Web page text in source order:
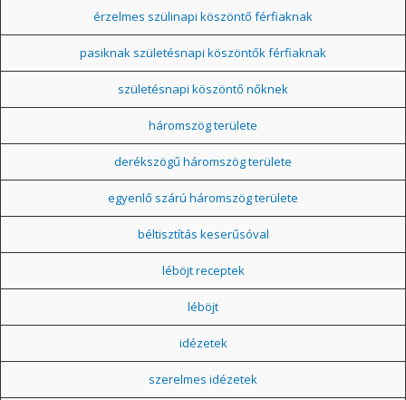
érzelmes szülinapi köszöntő férfiaknak
pasiknak születésnapi köszöntők férfiaknak
születésnapi köszöntő nőknek
háromszög területe
derékszögű háromszög területe
egyenlő szárú háromszög területe
béltisztítás keserűsóval
léböjt receptek
léböjt
idézetek
szerelmes idézetek